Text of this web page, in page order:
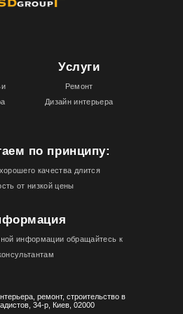
ремонт, строительство в
34-р, Киев, 02000
Услуги
Ремонт
Дизайн интерьера
по принципу:
качества длится
от низкой цены
информации обращайтесь к